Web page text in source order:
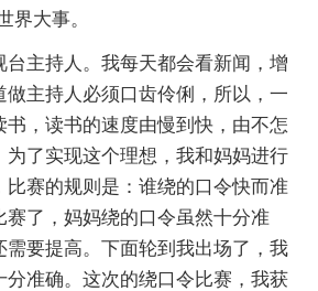
界大事。
主持人。我每天都会看新闻，增
做主持人必须口齿伶俐，所以，一
书，读书的速度由慢到快，由不怎
为了实现这个理想，我和妈妈进行
比赛的规则是：谁绕的口令快而准
赛了，妈妈绕的口令虽然十分准
需要提高。下面轮到我出场了，我
分准确。这次的绕口令比赛，我获